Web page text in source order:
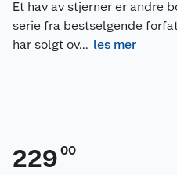
Et hav av stjerner er andre
serie fra bestselgende
har solgt ov... les mer
229 00